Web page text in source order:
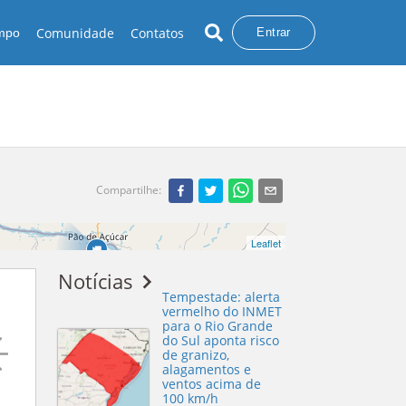
Comunidade Contatos Entrar
Compartilhe:
Cristo Redentor - Oeste
Leaflet
Notícias
Tempestade: alerta
vermelho do INMET
para o Rio Grande
do Sul aponta risco
de granizo,
alagamentos e
ventos acima de
100 km/h